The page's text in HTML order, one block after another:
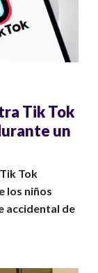
Tik Tok
un
Tok
los niños
accidental de